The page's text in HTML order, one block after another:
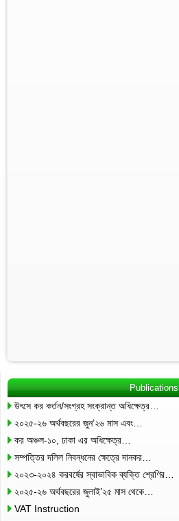
Publications
উৎসে কর কর্তন/সংগ্রহ সংক্রান্ত অধিক্ষেত্র…
২০২৫-২৬ অর্থবছরের জুন’২৬ মাস এবং…
কর অঞ্চল-১০, ঢাকা এর অধিক্ষেত্র…
সম্পত্তির দলিল নিবন্ধনের ক্ষেত্রে দানকর…
২০২৩-২০২৪ করবর্ষের স্বাভাবিক ব্যক্তি শ্রেণির…
২০২৫-২৬ অর্থবছরের জুলাই’২৫ মাস থেকে…
VAT Instruction